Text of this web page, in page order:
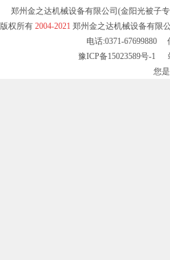
郑州金之达机械设备有限公司(金阳光被子
版权所有 2004-2021 郑州金之达机械设备有限
电话:0371-67699880
豫ICP备15023589号-1
您